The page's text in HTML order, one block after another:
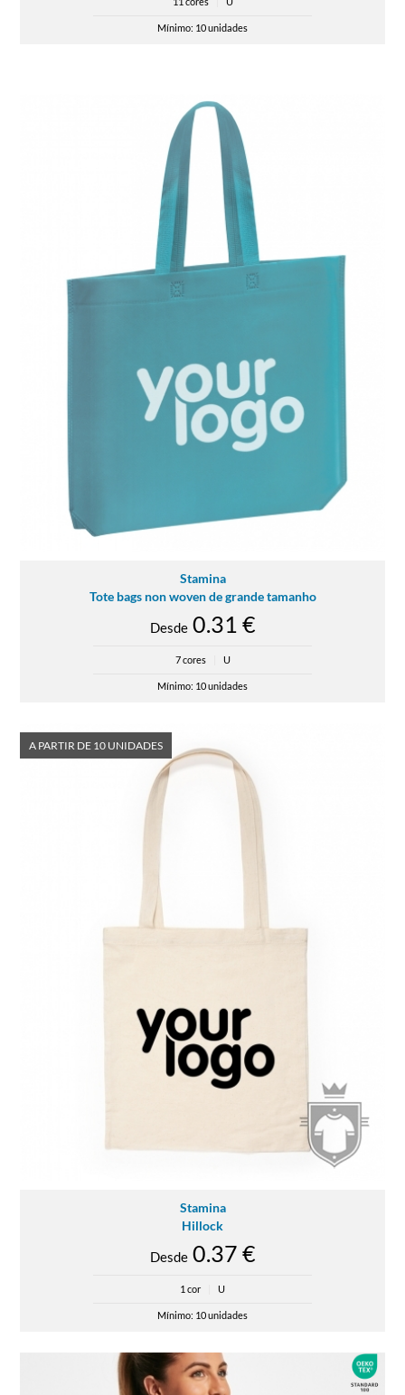
Mínimo: 10 unidades
Stamina
Tote bags non woven de grande tamanho
Desde0.31 €
7 cores U
Mínimo: 10 unidades
A PARTIR DE 10 UNIDADES
Stamina
Hillock
Desde0.37 €
1 cor U
Mínimo: 10 unidades